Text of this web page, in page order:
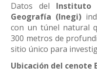
Datos del Instituto
Geografía (Inegi)
con un túnel natural
300 metros de
sitio único para
Ubicación del cenote